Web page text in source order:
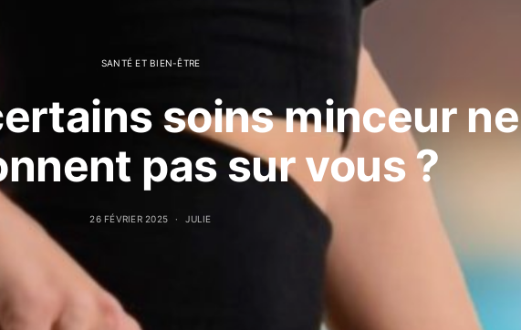
SANTÉ ET BIEN-ÊTRE
soins minceur ne
pas sur vous ?
26 FÉVRIER 2025 JULIE